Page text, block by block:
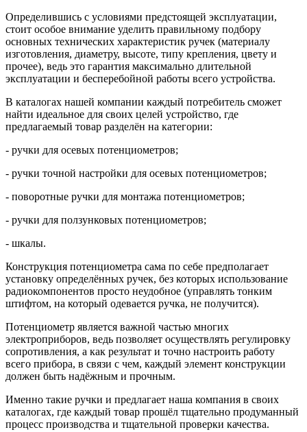
Определившись с условиями предстоящей эксплуатации,
стоит особое внимание уделить правильному подбору
основных технических характеристик ручек (материалу
изготовления, диаметру, высоте, типу крепления, цвету и
прочее), ведь это гарантия максимально длительной
эксплуатации и бесперебойной работы всего устройства.
В каталогах нашей компании каждый потребитель сможет
найти идеальное для своих целей устройство, где
предлагаемый товар разделён на категории:
- ручки для осевых потенциометров;
- ручки точной настройки для осевых потенциометров;
- поворотные ручки для монтажа потенциометров;
- ручки для ползунковых потенциометров;
- шкалы.
Конструкция потенциометра сама по себе предполагает
установку определённых ручек, без которых использование
радиокомпонентов просто неудобное (управлять тонким
штифтом, на который одевается ручка, не получится).
Потенциометр является важной частью многих
электроприборов, ведь позволяет осуществлять регулировку
сопротивления, а как результат и точно настроить работу
всего прибора, в связи с чем, каждый элемент конструкции
должен быть надёжным и прочным.
Именно такие ручки и предлагает наша компания в своих
каталогах, где каждый товар прошёл тщательно продуманный
процесс производства и тщательной проверки качества.